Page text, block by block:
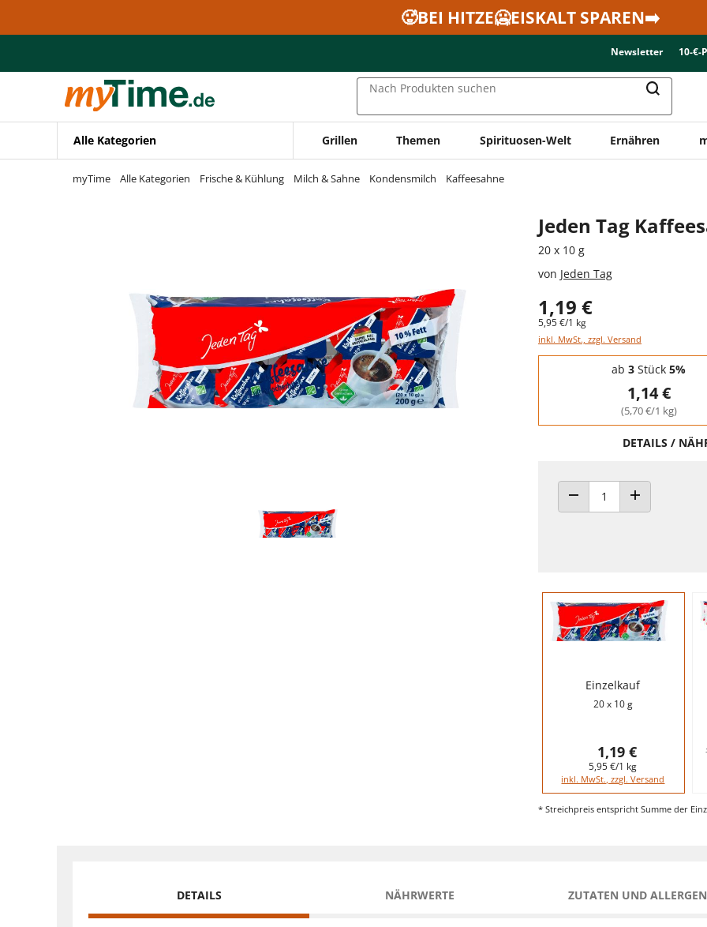
Zur Navigation springen
🥵BEI HITZE🥶EISKALT SPAREN➡️
Newsletter 10-€-
Nach Produkten suchen
Alle Kategorien Grillen Themen Spirituosen-Welt Ernähren
myTime Alle Kategorien Frische & Kühlung Milch & Sahne Kondensmilch Kaffeesahne
Jeden Tag
20 x 10 g
von Jeden Tag
1,19 €
5,95 €/1 kg
inkl. MwSt., zzgl. Versand
Staffelpreise - Mengenrabatt
ab 3 Stück 5%
1,14 €
(5,70 €/1 kg)
DETAILS /
ANZAHL VERRINGERN
ANZAHL
Einzelkauf
20 x 10 g
1,19 €
5,95 €/1 kg
inkl. MwSt., zzgl. Versand
* Streichpreis entspricht Summe der
DETAILS NÄHRWERTE ZUTATEN UND